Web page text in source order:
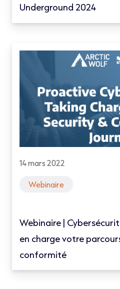
Underground 2024
14 mars 2022
Webinaire
Webinaire |
en charge votre
conformité